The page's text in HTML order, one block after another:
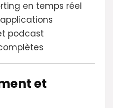
en temps réel
applications
podcast
et